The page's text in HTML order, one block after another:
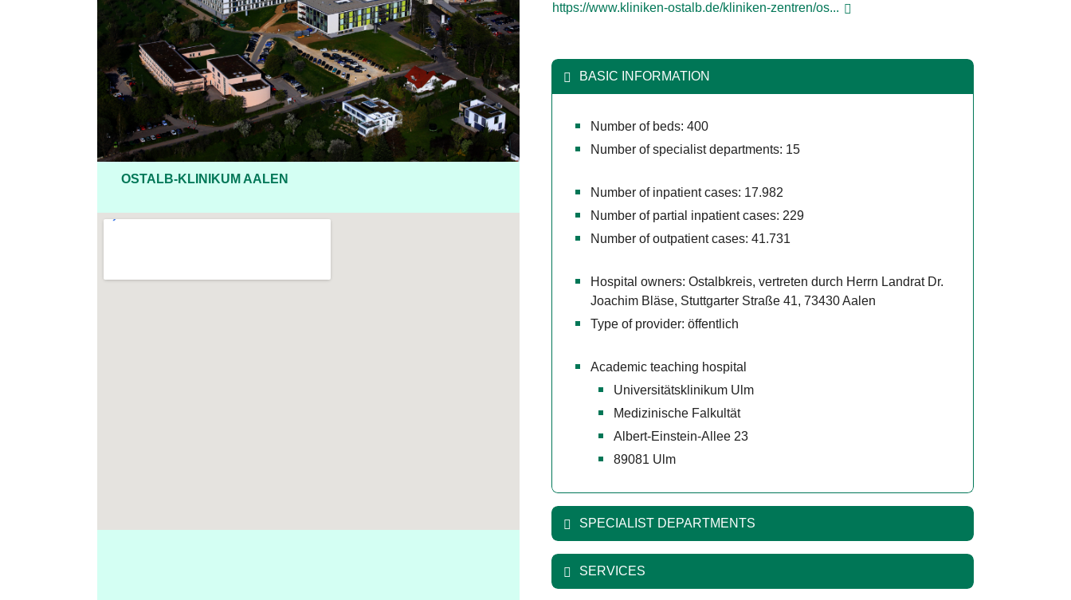
OSTALB-KLINIKUM AALEN
https://www.kliniken-ostalb.de/kliniken-zentren/os...
BASIC INFORMATION
Number of beds: 400
Number of specialist departments: 15
Number of inpatient cases: 17.982
Number of partial inpatient cases: 229
Number of outpatient cases: 41.731
Hospital owners: Ostalbkreis, vertreten durch Herrn Landrat Dr.
Joachim Bläse, Stuttgarter Straße 41, 73430 Aalen
Type of provider: öffentlich
Academic teaching hospital
Universitätsklinikum Ulm
Medizinische Falkultät
Albert-Einstein-Allee 23
89081 Ulm
SPECIALIST DEPARTMENTS
SERVICES